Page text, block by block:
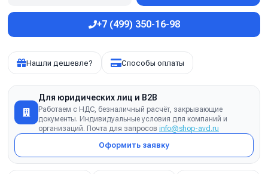
+7 (499) 350-16-98
Нашли дешевле? Способы оплаты
Для юридических лиц и B2B
Работаем с НДС, безналичный расчёт, закрывающие
документы. Индивидуальные условия для компаний и
организаций. Почта для запросов info@shop-avd.ru
Оформить заявку